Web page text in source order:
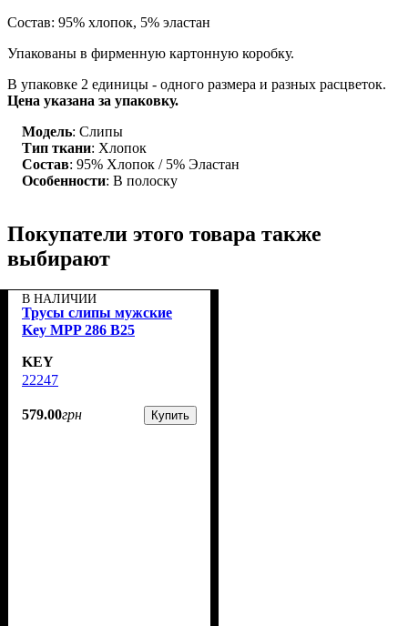
Состав: 95% хлопок, 5% эластан
Упакованы в фирменную картонную коробку.
В упаковке 2 единицы - одного размера и разных расцветок.
Цена указана за упаковку.
Модель: Слипы
Тип ткани: Хлопок
Состав: 95% Хлопок / 5% Эластан
Особенности: В полоску
Покупатели этого товара также
выбирают
В НАЛИЧИИ
Трусы слипы мужские
Key MPP 286 B25
KEY
22247
579.00грн Купить